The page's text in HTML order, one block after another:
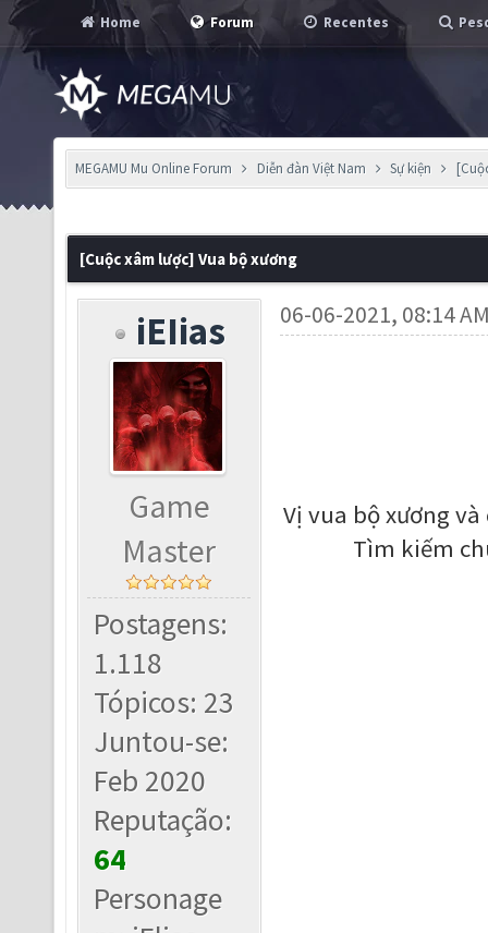
Home Forum Recentes
MEGAMU Mu Online Forum Diễn đàn Việt Nam Sự kiện
[Cuộc xâm lược] Vua bộ xương
iEIias
Game
Master
Postagens:
1.118
Tópicos: 23
Juntou-se:
Feb 2020
Reputação:
64
Personage
06-06-2021, 08:14
Vị vua bộ xương
Tìm kiếm